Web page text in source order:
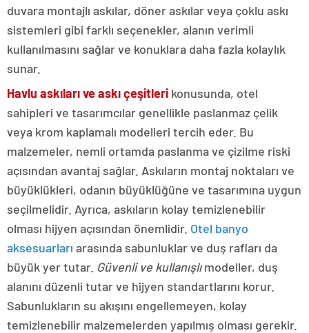
duvara montajlı askılar, döner askılar veya çoklu askı
sistemleri gibi farklı seçenekler, alanın verimli
kullanılmasını sağlar ve konuklara daha fazla kolaylık
sunar.
Havlu askıları ve askı çeşitleri konusunda, otel
sahipleri ve tasarımcılar genellikle paslanmaz çelik
veya krom kaplamalı modelleri tercih eder. Bu
malzemeler, nemli ortamda paslanma ve çizilme riski
açısından avantaj sağlar. Askıların montaj noktaları ve
büyüklükleri, odanın büyüklüğüne ve tasarımına uygun
seçilmelidir. Ayrıca, askıların kolay temizlenebilir
olması hijyen açısından önemlidir. Otel banyo
aksesuarları arasında sabunluklar ve duş rafları da
büyük yer tutar. Güvenli ve kullanışlımodeller, duş
alanını düzenli tutar ve hijyen standartlarını korur.
Sabunlukların su akışını engellemeyen, kolay
temizlenebilir malzemelerden yapılmış olması gerekir.